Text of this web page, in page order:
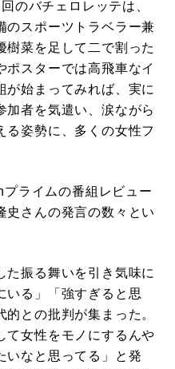
のバチェロレッテは、
のスポーツトラベラー兼
樹菜を足して二で割った
ポスターでは高飛車なイ
が始まってみれば、実に
加者を気遣い、涙ながら
る姿勢に、多くの女性フ
ライムの番組レビュー
史さんの発言の数々とい
振る舞いを引き気味に
いる」「強すぎると思
との批判が集まった。
て女性をモノにするんや
いなと思ってる」と発